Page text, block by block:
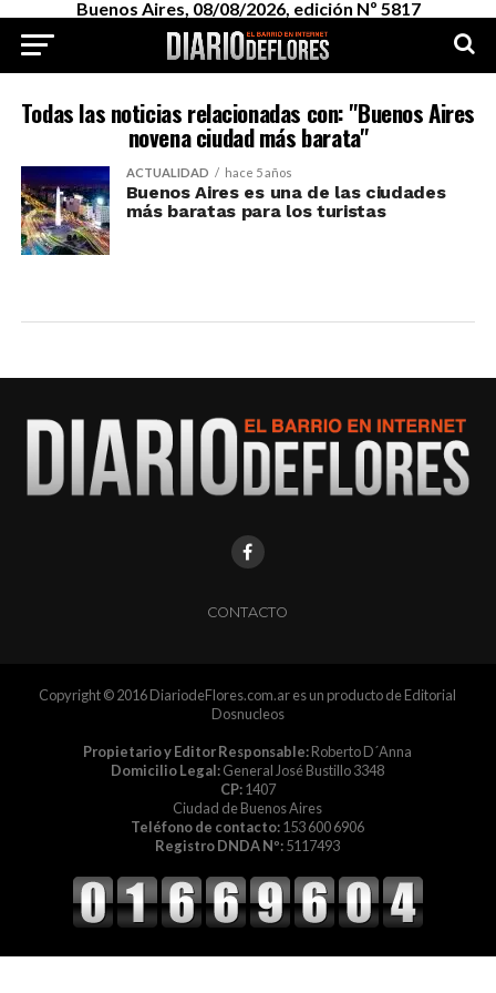
Buenos Aires, 08/08/2026, edición Nº 5817
Todas las noticias relacionadas con: "Buenos Aires
novena ciudad más barata"
ACTUALIDAD hace 5 años
Buenos Aires es una de las ciudades
más baratas para los turistas
CONTACTO
Copyright © 2016 DiariodeFlores.com.ar es un producto de Editorial
Dosnucleos
Propietario y Editor Responsable:Roberto D´Anna
Domicilio Legal:General José Bustillo 3348
CP:1407
Ciudad de Buenos Aires
Teléfono de contacto:153 600 6906
Registro DNDA Nº:5117493